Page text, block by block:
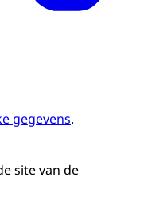
gegevens.
site van de